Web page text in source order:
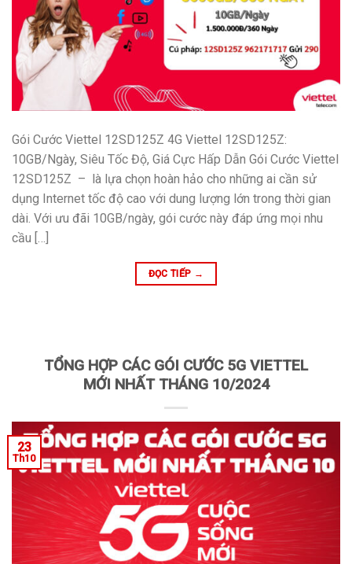
Gói Cước Viettel 12SD125Z 4G Viettel 12SD125Z:
10GB/Ngày, Siêu Tốc Độ, Giá Cực Hấp Dẫn Gói Cước Viettel
12SD125Z – là lựa chọn hoàn hảo cho những ai cần sử
dụng Internet tốc độ cao với dung lượng lớn trong thời gian
dài. Với ưu đãi 10GB/ngày, gói cước này đáp ứng mọi nhu
cầu […]
ĐỌC TIẾP →
TỔNG HỢP CÁC GÓI CƯỚC 5G VIETTEL
MỚI NHẤT THÁNG 10/2024
23
Th10